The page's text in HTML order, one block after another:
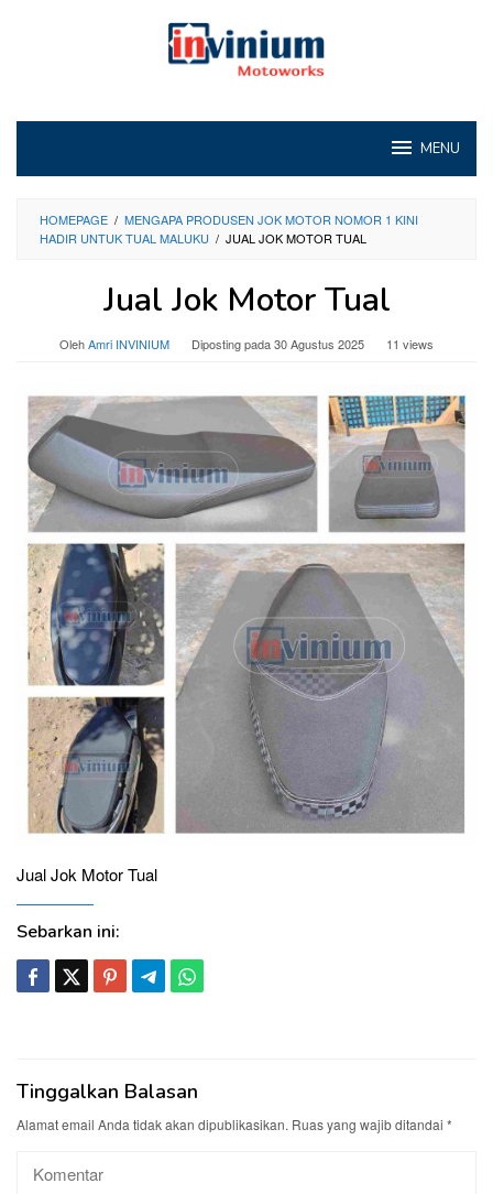
MENU
HOMEPAGE / MENGAPA PRODUSEN JOK MOTOR NOMOR 1 KINI
HADIR UNTUK TUAL MALUKU / JUAL JOK MOTOR TUAL
Jual Jok Motor Tual
OlehAmri INVINIUM Diposting pada30 Agustus 2025 11 views
Jual Jok Motor Tual
Sebarkan ini:
Tinggalkan Balasan
Alamat email Anda tidak akan dipublikasikan. Ruas yang wajib ditandai *